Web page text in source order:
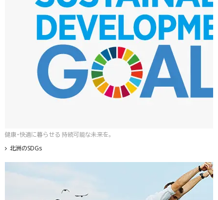
健康・快適に暮らせる 持続可能な未来を。
北洲のSDGs